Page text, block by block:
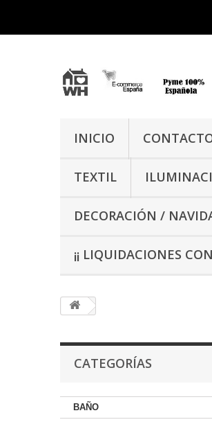
INICIO
TEXTIL
DECORACIÓN /
¡¡ LIQUIDACIONES
CATEGORÍAS
BAÑO